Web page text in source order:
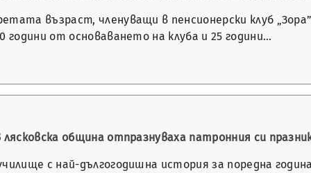
възраст, членуващи в пенсионерски клуб
години от основаването на клуба и 25 години…
община отпразнуваха патронния си
с най-дългогодишна история за поредна